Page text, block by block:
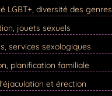
LGBT+, diversité des genres
jouets sexuels
services sexologiques
planification familiale
et érection